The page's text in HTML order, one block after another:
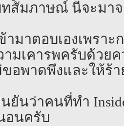
สัมภาษณ์ นี่จะมา
ามาตอบเองเพราะ
มเคารพครับด้วย
อพาดพึงและให้ร้
ยันว่าคนที่ทำ
อนครับ